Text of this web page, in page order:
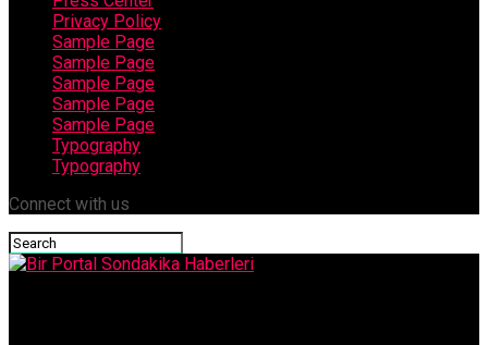
Privacy Policy
Sample Page
Sample Page
Sample Page
Sample Page
Sample Page
Typography
Typography
Connect with us